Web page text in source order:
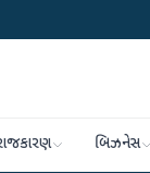
બિઝનેસ